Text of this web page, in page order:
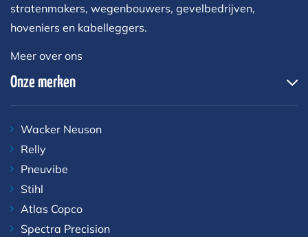
stratenmakers, wegenbouwers, gevelbedrijven,
hoveniers en kabelleggers.
Meer over ons
Onze merken
Wacker Neuson
Relly
Pneuvibe
Stihl
Atlas Copco
Spectra Precision